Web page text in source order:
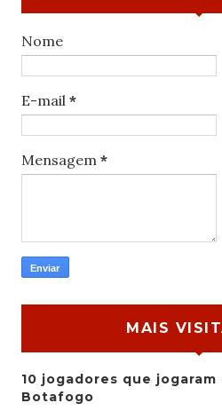
Nome
E-mail *
Mensagem *
MAIS
10 jogadores que
Botafogo